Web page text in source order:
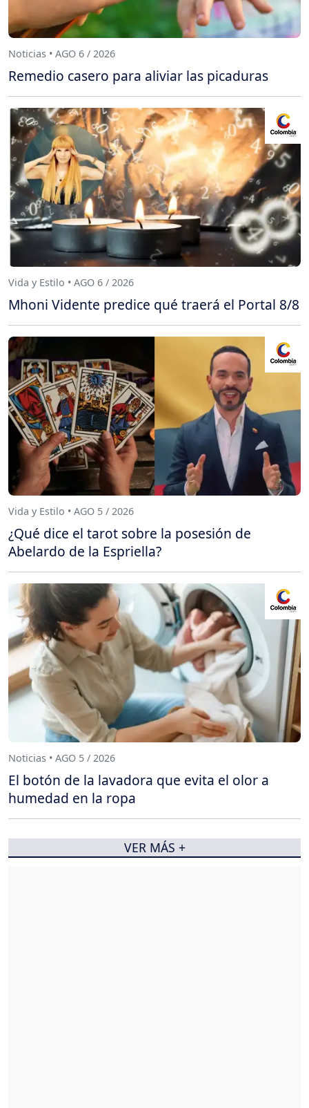
Noticias • AGO 6 / 2026
Remedio casero para aliviar las picaduras
Vida y Estilo • AGO 6 / 2026
Mhoni Vidente predice qué traerá el Portal 8/8
Vida y Estilo • AGO 5 / 2026
¿Qué dice el tarot sobre la posesión de
Abelardo de la Espriella?
Noticias • AGO 5 / 2026
El botón de la lavadora que evita el olor a
humedad en la ropa
VER MÁS +